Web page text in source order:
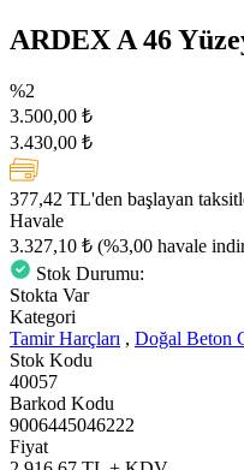
ARDEX A 46
%2
3.500,00 ₺
3.430,00 ₺
377,42 TL'den başlayan
Havale
3.327,10 ₺ (%3,00 havale
Stok Durumu:
Stokta Var
Kategori
Tamir Harçları , Doğal Beton
Stok Kodu
40057
Barkod Kodu
9006445046222
Fiyat